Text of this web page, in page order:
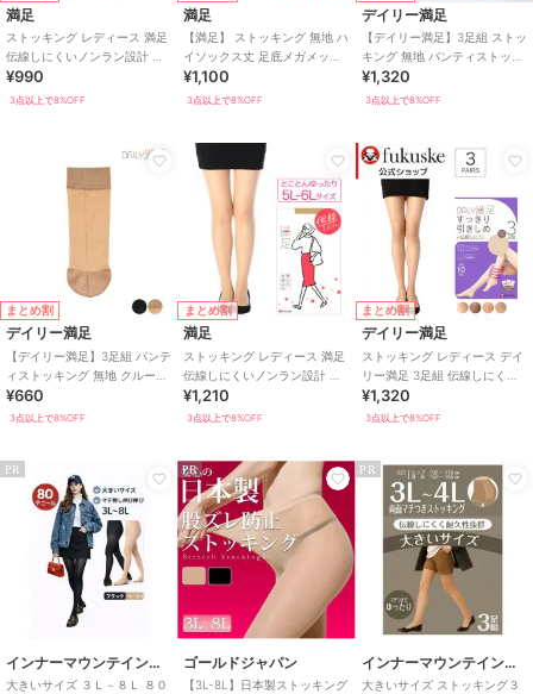
満足
ストッキング レディース 満足
伝線しにくいノンラン設計 無
地 JJML
¥990
3点以上で8%OFF
満足
【満足】 ストッキング 無地 ハ
イソックス丈 足底メガメッシ
ュ編み つま先かかと綿混
¥1,100
3点以上で8%OFF
デイリー満足
【デイリー満足】3足組 ストッ
キング 無地 パンティストッキ
ング ゾッキ ノンラン設計 マチ
付き
¥1,320
3点以上で8%OFF
まとめ割
デイリー満足
【デイリー満足】3足組 パンテ
ィストッキング 無地 クルー丈
つま先補強 抗菌防臭加工 幅広
口ゴム
¥660
3点以上で8%OFF
まとめ割
満足
ストッキング レディース 満足
伝線しにくいノンラン設計 無
地 5L-6L
¥1,210
3点以上で8%OFF
まとめ割
デイリー満足
ストッキング レディース デイ
リー満足 3足組 伝線しにくい
ノンラン設計 着圧 無地
¥1,320
3点以上で8%OFF
PR
インナーマウンテイン９９
大きいサイズ ３Ｌ－８Ｌ ８０
PR
ゴールドジャパン
【3L-8L】日本製ストッキング
PR
インナーマウンテイン９９
大きいサイズ ストッキング３